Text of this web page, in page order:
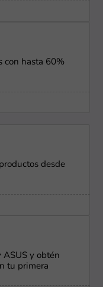
con hasta 60%
desde
ASUS y obtén
tu primera